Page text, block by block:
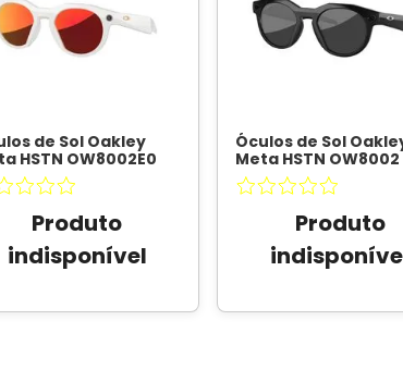
de Sol Oakley
HSTN OW8002E0
Quente / Prizm
Unissex
Produto
indisponível
Óculos de Sol
Meta HSTN OW8002
Preto / Prizm Black
Polarizado Unissex
OAKLEY META
Produto